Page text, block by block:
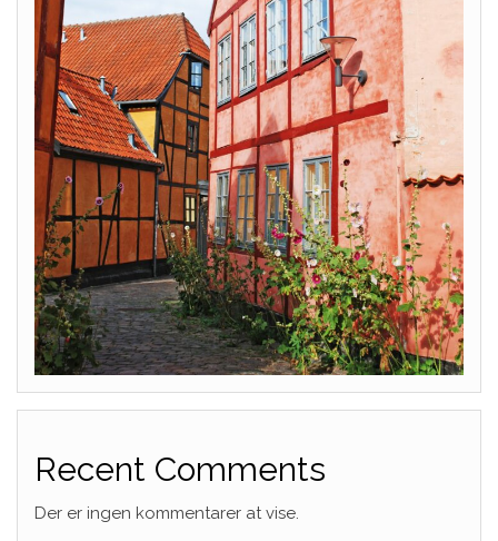
Recent Comments
Der er ingen kommentarer at vise.